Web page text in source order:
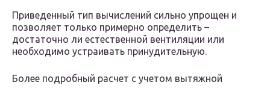
Приведенный тип вычислений сильно упрощен и
позволяет только примерно определить –
достаточно ли естественной вентиляции или
необходимо устраивать принудительную.
Более подробный расчет с учетом вытяжной